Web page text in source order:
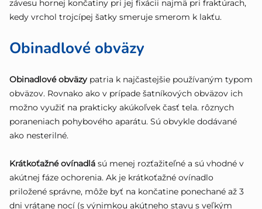
závesu hornej končatiny pri jej fixácii najmä pri fraktúrach,
kedy vrchol trojcípej šatky smeruje smerom k lakťu.
Obinadlové obväzy
Obinadlové obväzy patria k najčastejšie používaným typom
obväzov. Rovnako ako v prípade šatníkových obväzov ich
možno využiť na prakticky akúkoľvek časť tela. rôznych
poraneniach pohybového aparátu. Sú obvykle dodávané
ako nesterilné.
Krátkoťažné ovínadlá sú menej rozťažiteľné a sú vhodné v
akútnej fáze ochorenia. Ak je krátkoťažné ovínadlo
priložené správne, môže byť na končatine ponechané až 3
dni vrátane nocí (s výnimkou akútneho stavu s veľkým